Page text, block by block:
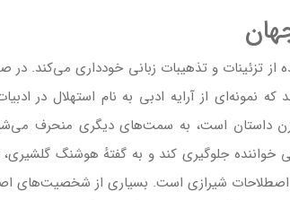
از تزئینات و تذهیبات زبانی خودداری می‌کند. در
از آرایه ادبی به نام استهلال در
داستان است، به سمت‌های دیگری منحرف می‌شود
جلوگیری کند و به گفتهٔ هوشنگ گلشیری،
شیرازی است. بسیاری از شخصیت‌های